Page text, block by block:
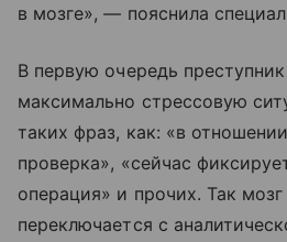
в мозге», — пояснила
В первую очередь
максимально стрессовую
таких фраз, как: «в
проверка», «сейчас
операция» и прочих. Так мозг
переключается с